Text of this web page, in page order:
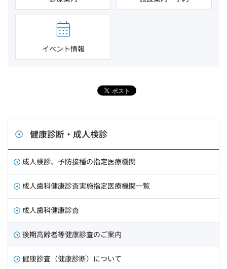
イベント情報
健康診断・成人検診
成人検診、予防接種の指定医療機関
成人歯科健康診査実施指定医療機関一覧
成人歯科健康診査
後期高齢者等健康診査のご案内
健康診査（健康診断）について